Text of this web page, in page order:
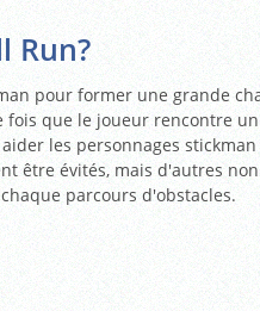
Run?
pour former une grande
que le joueur rencontre
les personnages
être évités, mais d'autres
parcours d'obstacles.